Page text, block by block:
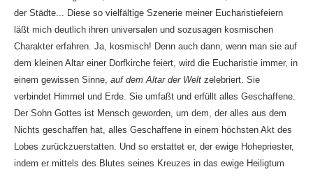
der Städte... Diese so vielfältige Szenerie meiner Eucharistiefeiern
läßt mich deutlich ihren universalen und sozusagen kosmischen
Charakter erfahren. Ja, kosmisch! Denn auch dann, wenn man sie auf
dem kleinen Altar einer Dorfkirche feiert, wird die Eucharistie immer, in
einem gewissen Sinne, auf dem Altar der Welt zelebriert. Sie
verbindet Himmel und Erde. Sie umfaßt und erfüllt alles Geschaffene.
Der Sohn Gottes ist Mensch geworden, um dem, der alles aus dem
Nichts geschaffen hat, alles Geschaffene in einem höchsten Akt des
Lobes zurückzuerstatten. Und so erstattet er, der ewige Hohepriester,
indem er mittels des Blutes seines Kreuzes in das ewige Heiligtum